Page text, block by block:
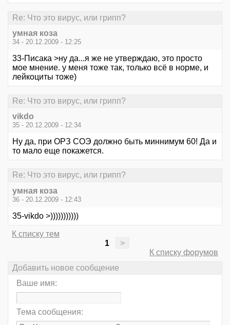
Re: Что это вирус, или грипп?
умная коза
34 - 20.12.2009 - 12:25
33-Писака >ну да...я же не утверждаю, это просто
мое мнение. у меня тоже так, только всё в норме, и
лейкоциты тоже)
Re: Что это вирус, или грипп?
vikdo
35 - 20.12.2009 - 12:34
Ну да, при ОРЗ СОЭ должно быть миннимум 60! Да и
то мало еще покажется.
Re: Что это вирус, или грипп?
умная коза
36 - 20.12.2009 - 12:43
35-vikdo >)))))))))))
К списку тем
1
>
К списку форумов
Добавить новое сообщение
Ваше имя:
Тема сообщения: